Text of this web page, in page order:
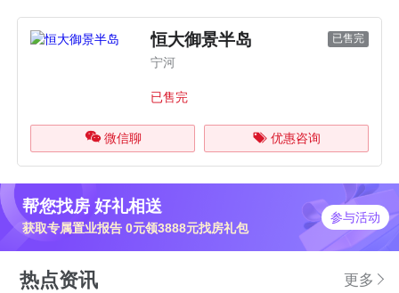
恒大御景半岛 已售完
宁河
已售完
微信聊 优惠咨询
帮您找房 好礼相送
获取专属置业报告 0元领3888元找房礼包
参与活动
热点资讯 更多